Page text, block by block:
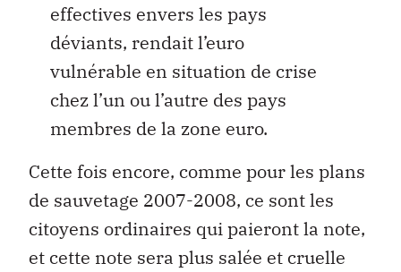
effectives envers les pays
déviants, rendait l’euro
vulnérable en situation de crise
chez l’un ou l’autre des pays
membres de la zone euro.
Cette fois encore, comme pour les plans
de sauvetage 2007-2008, ce sont les
citoyens ordinaires qui paieront la note,
et cette note sera plus salée et cruelle